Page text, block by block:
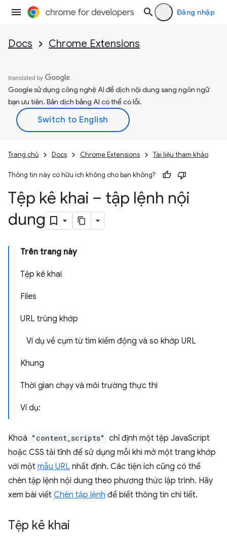
Đăng nhập
Docs Chrome Extensions
Google sử dụng công nghệ AI để dịch nội dung sang ngôn ngữ
bạn ưu tiên. Bản dịch bằng AI có thể có lỗi.
Trang chủ Docs Chrome Extensions Tài liệu tham khảo
Thông tin này có hữu ích không cho bạn không?
Tệp kê khai – tập lệnh nội
dung
Trên trang này
Tệp kê khai
Files
URL trùng khớp
Ví dụ về cụm từ tìm kiếm động và so khớp URL
Khung
Thời gian chạy và môi trường thực thi
Ví dụ:
Khoá "content_scripts" chỉ định một tệp JavaScript
hoặc CSS tải tĩnh để sử dụng mỗi khi mở một trang khớp
với một mẫu URL nhất định. Các tiện ích cũng có thể
chèn tập lệnh nội dung theo phương thức lập trình. Hãy
xem bài viết Chèn tập lệnh để biết thông tin chi tiết.
Tệp kê khai